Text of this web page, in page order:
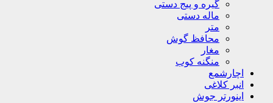
گیره و پیج دستی
ماله دستی
متر
محافظ گوش
مغار
منگنه کوب
اچارشمع
انبر کلاغی
اینورتر جوش